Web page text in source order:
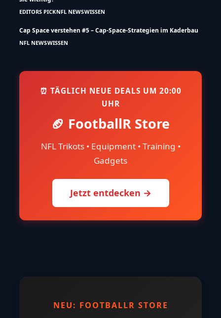
EDITORS PICKNFL NEWSWISSEN
Cap Space verstehen #5 – Cap-Space-Strategien im Kaderbau
NFL NEWSWISSEN
⏰ TÄGLICH NEUE DEALS UM 20:00
UHR
🏈 FootballR Store
NFL Trikots • Equipment • Training •
Gadgets
Jetzt entdecken →
NEU: FOOTBALLR STORE